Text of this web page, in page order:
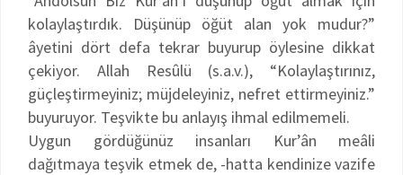
kolaylaştırdık. Düşünüp öğüt alan yok mudur?”
âyetini dört defa tekrar buyurup öylesine dikkat
çekiyor. Allah Resûlü (s.a.v.), “Kolaylaştırınız,
güçleştirmeyiniz; müjdeleyiniz, nefret ettirmeyiniz.”
buyuruyor. Teşvikte bu anlayış ihmal edilmemeli.
Uygun gördüğünüz insanları Kur’ân meâli
dağıtmaya teşvik etmek de, -hatta kendinize vazife